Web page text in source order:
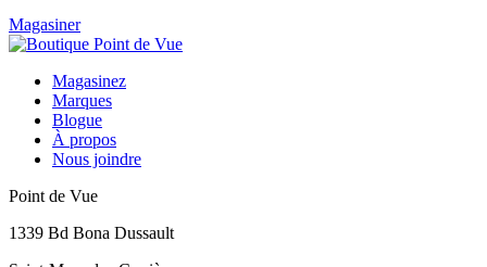
Magasiner
Magasinez
Marques
Blogue
À propos
Nous joindre
Point de Vue
1339 Bd Bona Dussault